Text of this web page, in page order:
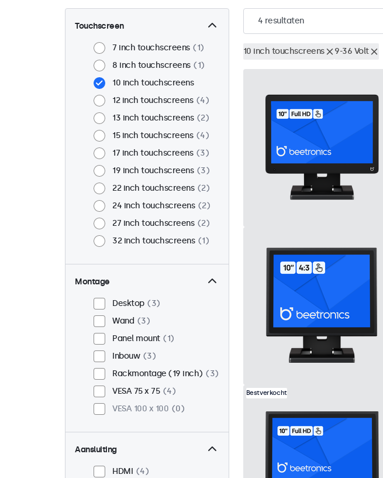
Touchscreen
7 inch touchscreens
1
8 inch touchscreens
1
10 inch touchscreens
12 inch touchscreens
4
13 inch touchscreens
2
15 inch touchscreens
4
17 inch touchscreens
3
19 inch touchscreens
3
22 inch touchscreens
2
24 inch touchscreens
2
27 inch touchscreens
2
32 inch touchscreens
1
Montage
Desktop
3
Wand
3
Panel mount
1
Inbouw
3
Rackmontage (19 inch)
3
VESA 75 x 75
4
VESA 100 x 100
0
Aansluiting
HDMI
4
4 resultaten
10 inch touchscreens 9-36 Volt
Bestverkocht